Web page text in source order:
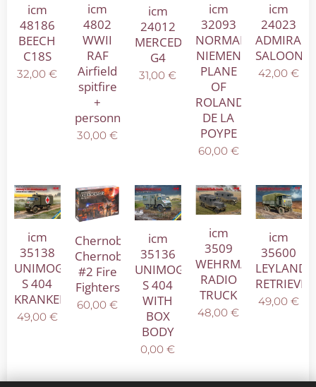
icm
48186
BEECH
C18S
32,00 €
icm
4802
WWII
RAF
Airfield
spitfire
+
personnal
30,00 €
icm
24012
MERCEDES
G4
31,00 €
icm
32093
NORMANDIE-
NIEMEN
PLANE
OF
ROLAND
DE LA
POYPE
60,00€
icm
24023
ADMIRAL
SALOON
42,00 €
icm
35138
UNIMOG
S 404
KRANKENWAGEN
49,00€
Chernobyl
Chernobyl
#2 Fire
Fighters
60,00 €
icm
35136
UNIMOG
S 404
WITH
BOX
BODY
0,00 €
icm
3509
WEHRMARCHT
RADIO
TRUCK
48,00 €
icm
35600
LEYLAND
RETRIEVER
49,00 €